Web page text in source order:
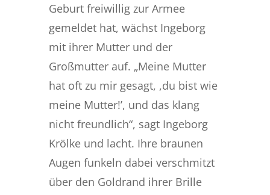
Geburt freiwillig zur Armee
gemeldet hat, wächst Ingeborg
mit ihrer Mutter und der
Großmutter auf. „Meine Mutter
hat oft zu mir gesagt, ,du bist wie
meine Mutter!’, und das klang
nicht freundlich“, sagt Ingeborg
Krölke und lacht. Ihre braunen
Augen funkeln dabei verschmitzt
über den Goldrand ihrer Brille